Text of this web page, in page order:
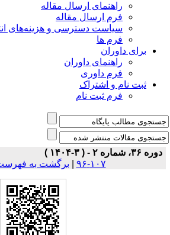
راهنمای ارسال مقاله
فرم ارسال مقاله
سیاست دسترسی و هزینه‌های
فرم ها
برای داوران
راهنمای داوران
فرم داوری
ثبت نام و اشتراک
فرم ثبت نام
دوره ۳۶، شماره ۲ - ( ۳-۱۴۰۴ )
۱۰۷-۹۶
| برگشت به فهرست